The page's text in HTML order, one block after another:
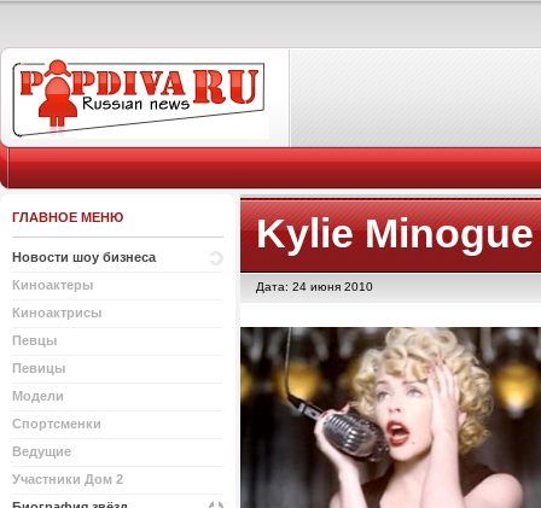
ГЛАВНОЕ МЕНЮ
Новости шоу бизнеса
Киноактеры
Киноактрисы
Певцы
Певицы
Модели
Спортсменки
Ведущие
Участники Дом 2
Kylie Minogue
Дата: 24 июня 2010